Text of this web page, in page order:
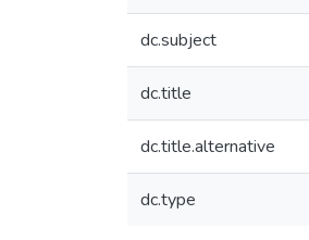
dc.subject
dc.title
dc.title.alternative
dc.type